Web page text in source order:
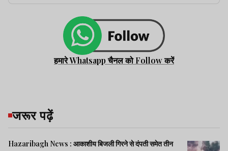
हमारे Whatsapp चैनल को Follow करें
जरूर पढ़ें
Hazaribagh News : आकाशीय बिजली गिरने से दंपती समेत तीन